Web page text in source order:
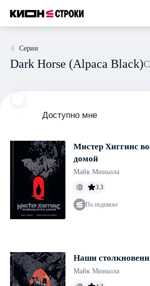
Серии
Dark Horse (Alpaca Black)
Доступно мне
Мистер Хиггинс
домой
Майк Миньола
3.3
По подписке
Наши
Майк Миньола